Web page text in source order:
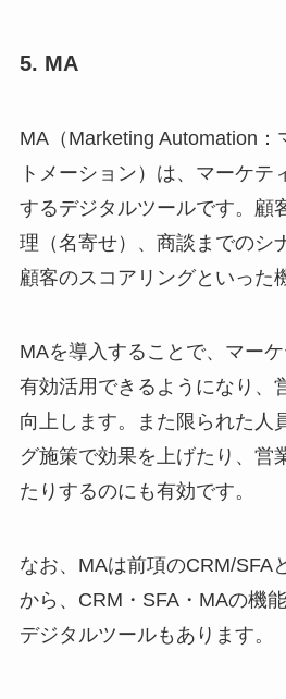
5. MA
MA（Marketing Automation：
トメーション）は、マーケテ
するデジタルツールです。顧
理（名寄せ）、商談までのシ
顧客のスコアリングといった
MAを導入することで、マー
有効活用できるようになり、
向上します。また限られた人
グ施策で効果を上げたり、営
たりするのにも有効です。
なお、MAは前項のCRM/SFA
から、CRM・SFA・MAの機
デジタルツールもあります。